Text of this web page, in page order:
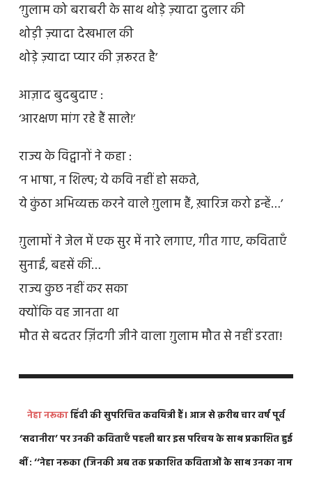
‘ग़ुलाम को बराबरी के साथ थोड़े ज़्यादा दुलार की
थोड़ी ज़्यादा देखभाल की
थोड़े ज़्यादा प्यार की ज़रूरत है’
आज़ाद बुदबुदाए :
‘आरक्षण मांग रहे हैं साले!’
राज्य के विद्वानों ने कहा :
‘न भाषा, न शिल्प; ये कवि नहीं हो सकते,
ये कुंठा अभिव्यक्त करने वाले ग़ुलाम हैं, ख़ारिज करो इन्हें…’
ग़ुलामों ने जेल में एक सुर में नारे लगाए, गीत गाए, कविताएँ
सुनाईं, बहसें कीं…
राज्य कुछ नहीं कर सका
क्योंकि वह जानता था
मौत से बदतर ज़िंदगी जीने वाला ग़ुलाम मौत से नहीं डरता!
नेहा नरूकाहिंदी की सुपरिचित कवयित्री हैं। आज से क़रीब चार वर्ष पूर्व
‘सदानीरा’ पर उनकी कविताएँ पहली बार इस परिचय के साथ प्रकाशित हुई
थीं : ‘‘नेहा नरूका (जिनकी अब तक प्रकाशित कविताओं के साथ उनका नाम